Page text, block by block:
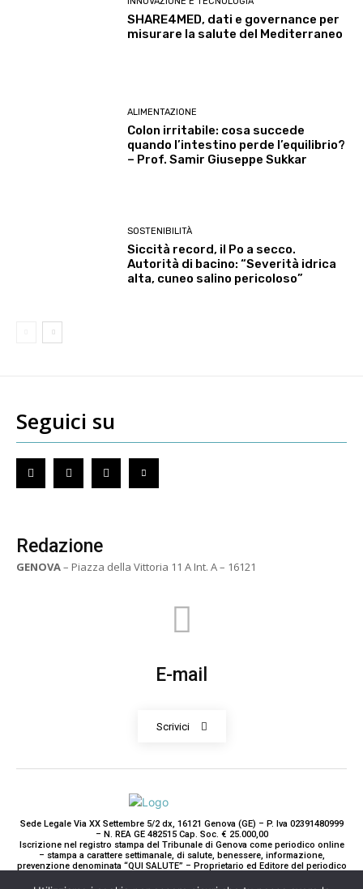
SHARE4MED, dati e governance per
misurare la salute del Mediterraneo
ALIMENTAZIONE
Colon irritabile: cosa succede
quando l’intestino perde l’equilibrio?
– Prof. Samir Giuseppe Sukkar
SOSTENIBILITÀ
Siccità record, il Po a secco.
Autorità di bacino: “Severità idrica
alta, cuneo salino pericoloso”
Seguici su
Redazione
GENOVA– Piazza della Vittoria 11 A Int. A – 16121
E-mail
Scrivici
Sede Legale Via XX Settembre 5/2 dx, 16121 Genova (GE) – P. Iva 02391480999
– N. REA GE 482515 Cap. Soc. € 25.000,00
Iscrizione nel registro stampa del Tribunale di Genova come periodico online
– stampa a carattere settimanale, di salute, benessere, informazione,
prevenzione denominata “QUI SALUTE” – Proprietario ed Editore del periodico
Paola Gavarone. (Iscrizione registro stampa R.V. 5663/2020 Reg. Stampa